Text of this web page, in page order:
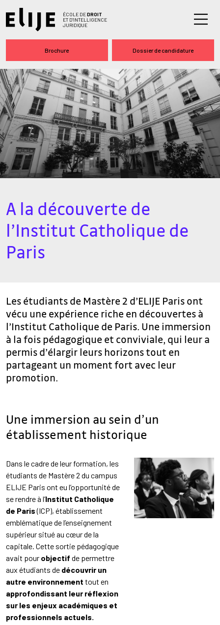
A la découverte de
l’Institut Catholique de
Paris
Les étudiants de Mastère 2 d’ELIJE Paris ont
vécu une expérience riche en découvertes à
l’Institut Catholique de Paris. Une immersion
à la fois pédagogique et conviviale, qui leur a
permis d’élargir leurs horizons tout en
partageant un moment fort avec leur
promotion.
Une immersion au sein d’un
établissement historique
Dans le cadre de leur formation, les
étudiants de Mastère 2 du campus
ELIJE Paris ont eu l’opportunité de
se rendre à l’Institut Catholique
de Paris(ICP), établissement
emblématique de l’enseignement
supérieur situé au cœur de la
capitale. Cette sortie pédagogique
avait pour objectif de permettre
aux étudiants de découvrir un
autre environnement tout en
approfondissant leur réflexion
sur les enjeux académiques et
professionnels actuels.
ÉCOLE DEDROIT
ET D'INTELLIGENCE
JURIDIQUE
Brochure Dossier de candidature